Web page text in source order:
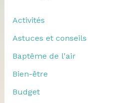
Activités
Astuces et conseils
Baptême de l'air
Bien-être
Budget